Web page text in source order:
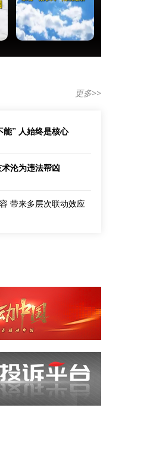
更多>>
能” 人始终是核心
沦为违法帮凶
带来多层次联动效应